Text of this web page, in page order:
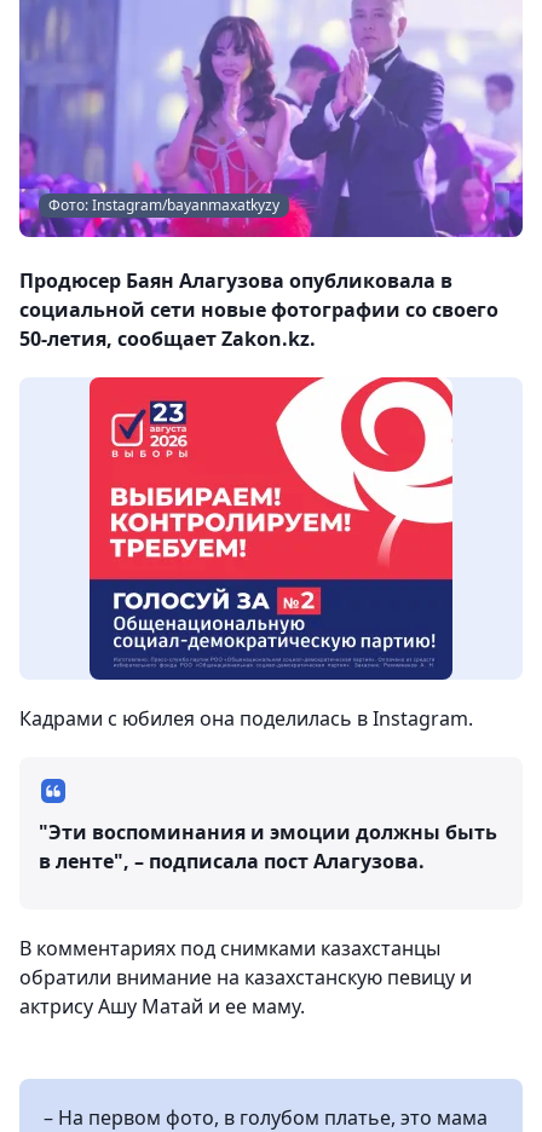
Фото: Instagram/bayanmaxatkyzy
Продюсер Баян Алагузова опубликовала в
социальной сети новые фотографии со своего
50-летия, сообщает Zakon.kz.
Кадрами с юбилея она поделилась в Instagram.
"Эти воспоминания и эмоции должны быть
в ленте", – подписала пост Алагузова.
В комментариях под снимками казахстанцы
обратили внимание на казахстанскую певицу и
актрису Ашу Матай и ее маму.
– На первом фото, в голубом платье, это мама